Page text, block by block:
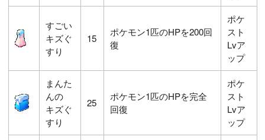
すごい
キズぐ
すり
15
ポケモン1匹のHPを200回
復
ポケ
スト
Lvア
ップ
まんた
んの
キズぐ
すり
25
ポケモン1匹のHPを完全
回復
ポケ
スト
Lvア
ップ